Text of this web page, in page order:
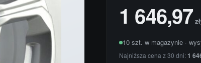
1 646,97 zł
10 szt. w magazynie ·
Najniższa cena z 30 dni:1